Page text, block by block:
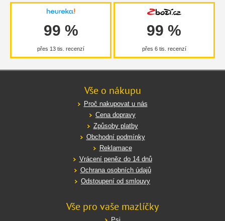
99 %
přes 13 tis. recenzí
99 %
přes 6 tis. recenzí
Vše o nákupu
Proč nakupovat u nás
Cena dopravy
Způsoby platby
Obchodní podmínky
Reklamace
Vrácení peněz do 14 dnů
Ochrana osobních údajů
Odstoupení od smlouvy
Vše pro vaše mazlíčky